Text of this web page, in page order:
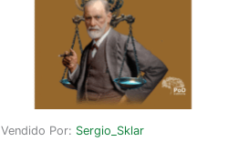
Vendido Por: Sergio_Sklar